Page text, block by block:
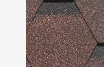
Комплектующие к кровле
Кровельная вентиляция
Водостоки